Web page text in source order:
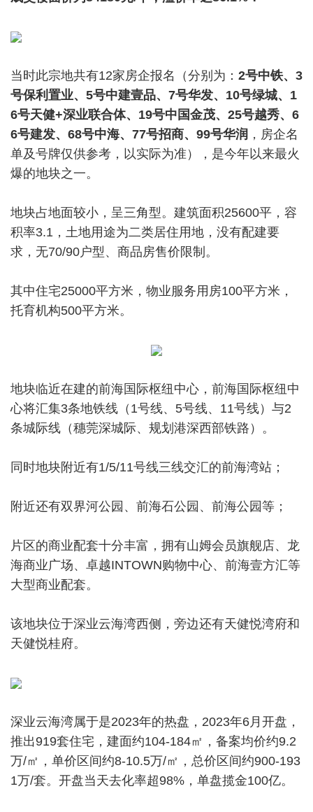
当时此宗地共有12家房企报名（分别为： 2号中铁、3
号保利置业、5号中建壹品、7号华发、10号绿城、1
6号天健+深业联合体、19号中国金茂、25号越秀、6
6号建发、68号中海、77号招商、99号华润 ，房企名
单及号牌仅供参考，以实际为准），是今年以来最火
爆的地块之一。
地块占地面较小，呈三角型。建筑面积25600平，容
积率3.1，土地用途为二类居住用地，没有配建要
求，无70/90户型、商品房售价限制。
其中住宅25000平方米，物业服务用房100平方米，
托育机构500平方米。
地块临近在建的前海国际枢纽中心，前海国际枢纽中
心将汇集3条地铁线（1号线、5号线、11号线）与2
条城际线（穗莞深城际、规划港深西部铁路）。
同时地块附近有1/5/11号线三线交汇的前海湾站；
附近还有双界河公园、前海石公园、前海公园等；
片区的商业配套十分丰富，拥有山姆会员旗舰店、龙
海商业广场、卓越INTOWN购物中心、前海壹方汇等
大型商业配套。
该地块位于深业云海湾西侧，旁边还有天健悦湾府和
天健悦桂府。
深业云海湾属于是2023年的热盘，2023年6月开盘，
推出919套住宅，建面约104-184㎡，备案均价约9.2
万/㎡，单价区间约8-10.5万/㎡，总价区间约900-193
1万/套。开盘当天去化率超98%，单盘揽金100亿。